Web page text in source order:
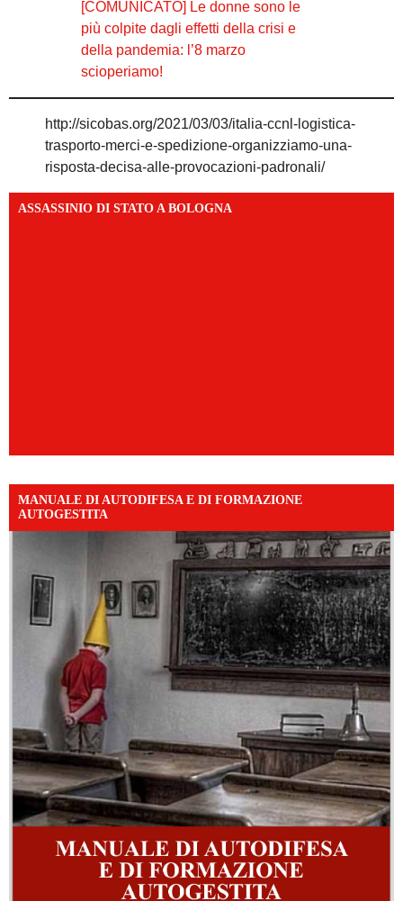
[COMUNICATO] Le donne sono le
più colpite dagli effetti della crisi e
della pandemia: l’8 marzo
scioperiamo!
http://sicobas.org/2021/03/03/italia-ccnl-logistica-
trasporto-merci-e-spedizione-organizziamo-una-
risposta-decisa-alle-provocazioni-padronali/
ASSASSINIO DI STATO A BOLOGNA
MANUALE DI AUTODIFESA E DI FORMAZIONE
AUTOGESTITA